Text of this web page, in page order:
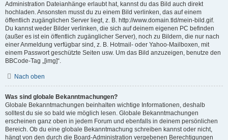
Administration Dateianhänge erlaubt hat, kannst du das Bild auch direkt
hochladen. Ansonsten musst du zu einem Bild verlinken, das auf einem
öffentlich zugänglichen Server liegt, z. B. http://www.domain.tld/mein-bild.gif.
Du kannst weder Bilder verlinken, die sich auf deinem eigenen PC befinden
(außer es ist ein öffentlich zugänglicher Server), noch zu Bildern, die nur nach
einer Anmeldung verfügbar sind, z. B. Hotmail- oder Yahoo-Mailboxen, mit
einem Passwort geschützte Seiten usw. Um das Bild anzuzeigen, benutze den
BBCode-Tag „[img]“.
Nach oben
Was sind globale Bekanntmachungen?
Globale Bekanntmachungen beinhalten wichtige Informationen, deshalb
solltest du sie so bald wie möglich lesen. Globale Bekanntmachungen
erscheinen ganz oben in jedem Forum und ebenfalls in deinem persönlichen
Bereich. Ob du eine globale Bekanntmachung schreiben kannst oder nicht,
hängt von den durch die Board-Administration vergebenen Berechtigungen